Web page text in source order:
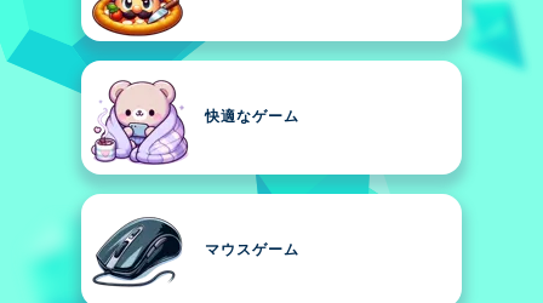
快適なゲーム
マウスゲーム